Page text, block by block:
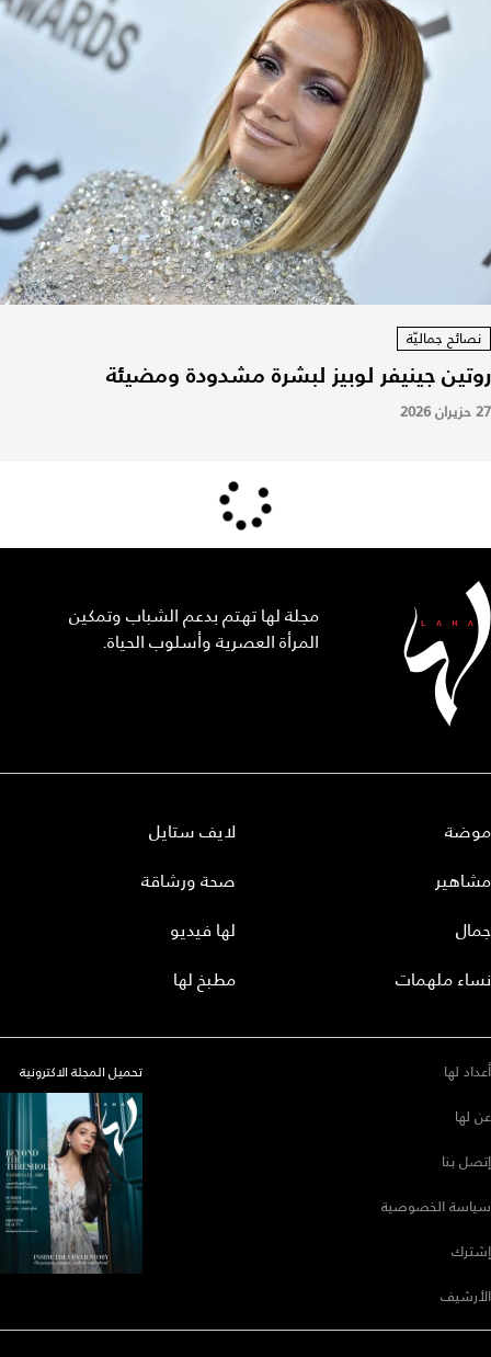
نصائح جماليّة
روتين جينيفر لوبيز لبشرة مشدودة ومضيئة
27 حزيران 2026
مجلة لها تهتم بدعم الشباب وتمكين
المرأة العصرية وأسلوب الحياة.
موضة
مشاهير
جمال
نساء ملهمات
لايف ستايل
صحة ورشاقة
لها فيديو
مطبخ لها
أعداد لها
عن لها
إتصل بنا
سياسة الخصوصية
إشترك
الأرشيف
تحميل المجلة الاكترونية